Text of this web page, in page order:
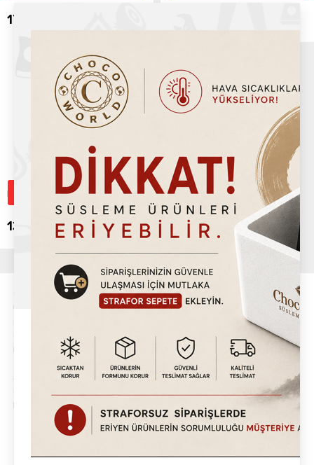
17,520.00
Üzgünüz, Bu Ürün Mağamızda
Tükendi.
Planet Mixer
13,920.00 TL
Chocoworld grubu alt markalarıyla birlikte ürünlerini kendi fabirkasında
üretir. Ürünlerimizin tamamı depolarımızda stoklu olarak size
sunulmaktadır. Profesyonel satış temsilcilerimiz ve depo operasyon
ekibimiz, saat 15:00'e kadar verilen siparişlerinizi en geç 24 saat
içerisinde kargoya verilerek tarafınıza sevkiyatlar sağlanmaktadır.
Türkiye'nin en büyük Waffle çikolataları,Waffle Makineleri,Waffle
Sosları,Süsleme Malzemeleri alanında 500'den fazla ürünü kendi
ekosisteminde barındıran Chocoworld, Türkiye başta olmak üzere
Dünya'nın 35'den fazla ülkesine ihracat yapmaktadır.
Sosyal Medya`da Takip Et